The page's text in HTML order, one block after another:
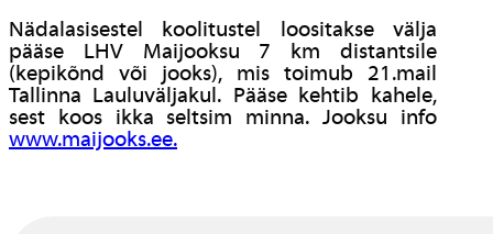
Nädalasisestel koolitustel loositakse välja
pääse LHV Maijooksu 7 km distantsile
(kepikõnd või jooks), mis toimub 21.mail
Tallinna Lauluväljakul. Pääse kehtib kahele,
sest koos ikka seltsim minna. Jooksu info
www.maijooks.ee.